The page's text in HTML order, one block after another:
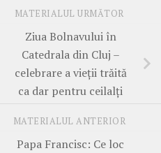
MATERIALUL URMĂTOR
Ziua Bolnavului în
Catedrala din Cluj –
celebrare a vieții trăită
ca dar pentru ceilalți
MATERIALUL ANTERIOR
Papa Francisc: Ce loc